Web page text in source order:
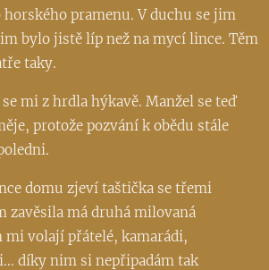
pramenu. V duchu se jim
bylo jistě líp než na mycí lince. Těm
taky.
mi z hrdla hýkavě. Manžel se teď
protože pozvání k obědu stále
domu zjeví taštička se třemi
zavěsila má druhá milovaná
mi volají přátelé, kamarádi,
díky nim si nepřipadám tak